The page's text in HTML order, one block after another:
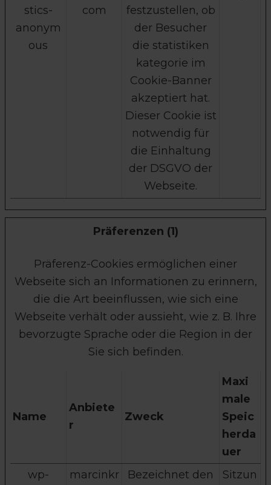
stics-
anonym
ous
com
festzustellen, ob
der Besucher
die statistiken
kategorie im
Cookie-Banner
akzeptiert hat.
Dieser Cookie ist
notwendig für
die Einhaltung
der DSGVO der
Webseite.
Präferenzen (1)
Präferenz-Cookies ermöglichen einer
Webseite sich an Informationen zu erinnern,
die die Art beeinflussen, wie sich eine
Webseite verhält oder aussieht, wie z. B. Ihre
bevorzugte Sprache oder die Region in der
Sie sich befinden.
Name
Anbiete
r
Zweck
Maxi
male
Speic
herda
uer
wp-
marcinkr
Bezeichnet den
Sitzun